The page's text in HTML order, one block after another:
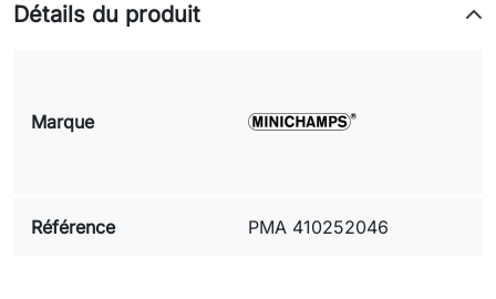
Détails du produit
Marque
Référence PMA 410252046